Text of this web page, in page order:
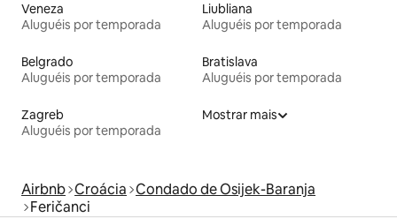
Veneza
Aluguéis por temporada
Liubliana
Aluguéis por temporada
Belgrado
Aluguéis por temporada
Bratislava
Aluguéis por temporada
Zagreb
Aluguéis por temporada
Mostrar mais
Airbnb Croácia Condado de Osijek-Baranja
Feričanci